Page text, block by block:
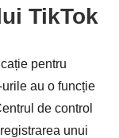
TikTok
pentru
au o funcție
de control
unui